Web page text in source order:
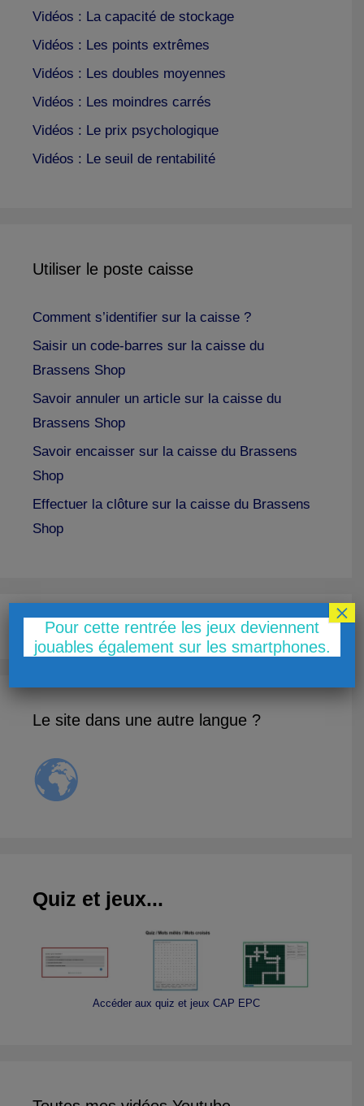
Vidéos : La capacité de stockage
Vidéos : Les points extrêmes
Vidéos : Les doubles moyennes
Vidéos : Les moindres carrés
Vidéos : Le prix psychologique
Vidéos : Le seuil de rentabilité
Utiliser le poste caisse
Comment s’identifier sur la caisse ?
Saisir un code-barres sur la caisse du
Brassens Shop
Savoir annuler un article sur la caisse du
Brassens Shop
Savoir encaisser sur la caisse du Brassens
Shop
Effectuer la clôture sur la caisse du Brassens
Shop
Le site dans une autre langue ?
Quiz et jeux...
Accéder aux quiz et jeux CAP EPC
Pour cette rentrée les jeux deviennent
jouables également sur les smartphones.
×